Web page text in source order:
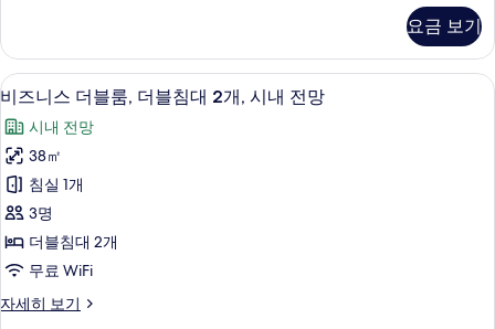
보
기
히
보
기
침
대
1
개,
시
내
전
망
사
진
룸,
킹
사
이
즈
침
대
개,
시
내
전
자
요금 보기
비
즈
니
스
더
블
룸,
더
블
7
비즈니스 더블룸, 더블침대 2개, 시내 전망
시내 전망
38㎡
침실 1개
3명
더블침대 2개
무료 WiFi
자세히 보기
비